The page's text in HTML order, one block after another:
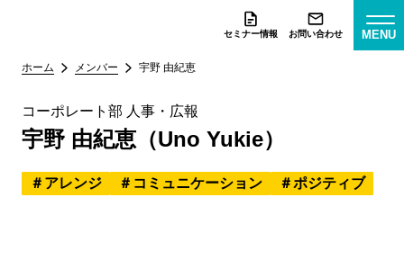
セミナー情報 お問い合わせ MENU
ホーム メンバー 宇野 由紀恵
コーポレート部 人事・広報
宇野 由紀恵（Uno Yukie）
アレンジ コミュニケーション ポジティブ